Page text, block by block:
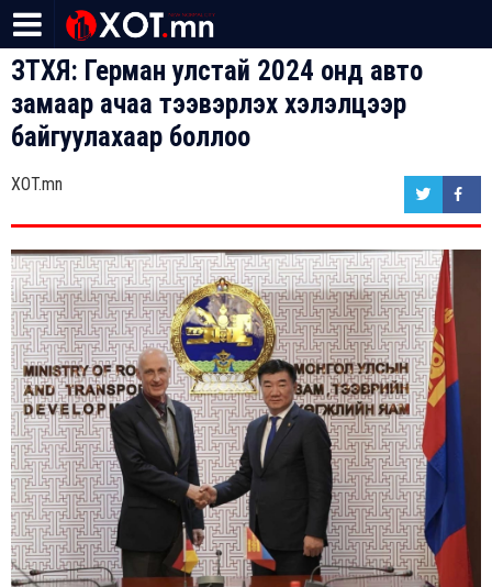
ЗТХЯ: Герман улстай 2024 онд авто
замаар ачаа тээвэрлэх хэлэлцээр
байгуулахаар боллоо
XOT.mn